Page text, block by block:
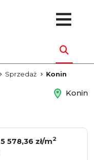
Sprzedaż Konin
Konin
5 578,36 zł/m2